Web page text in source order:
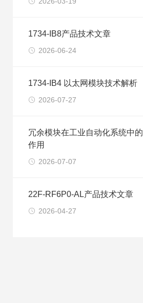
1734-IB8产品技术文章
2026-06-24
1734-IB4 以太网模块技术解析
2026-07-27
冗余模块在工业自动化系统中的
作用
2026-07-07
22F-RF6P0-AL产品技术文章
2026-04-27